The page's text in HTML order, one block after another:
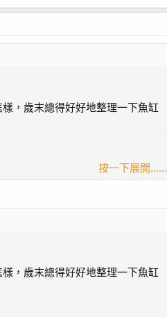
，歲末總得好好地整理一下魚缸
碼1000金幣給你
制，可以全額抵扣
按一下展開……
，歲末總得好好地整理一下魚缸